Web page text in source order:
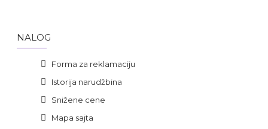
NALOG
Forma za reklamaciju
Istorija narudžbina
Snižene cene
Mapa sajta